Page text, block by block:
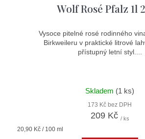
Wolf Rosé Pfalz 1l
Vysoce pitelné rosé rodinného
Birkweileru v praktické litrové
přístupný letní styl....
Skladem (1 ks)
173 Kč bez DPH
209 Kč / ks
Měrná
20,90 Kč / 100 ml